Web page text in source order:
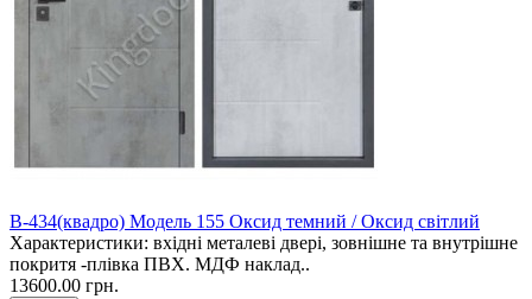
В-434(квадро) Модель 155 Оксид темний / Оксид світлий
Характеристики: вхідні металеві двері, зовнішне та внутрішне
покритя -плівка ПВХ. МДФ наклад..
13600.00 грн.